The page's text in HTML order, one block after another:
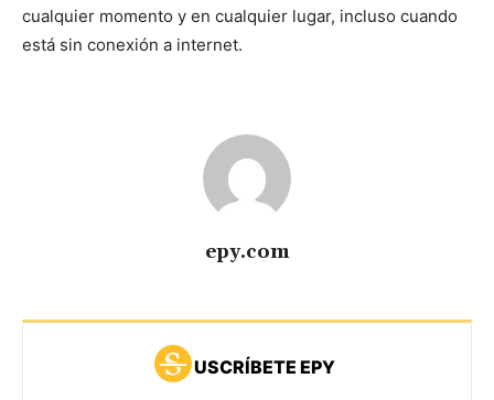
cualquier momento y en cualquier lugar, incluso cuando
está sin conexión a internet.
epy.com
USCRÍBETE EPY